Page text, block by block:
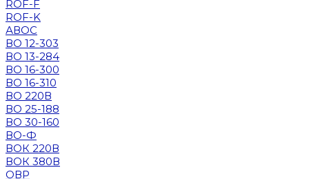
ROF-F
ROF-K
АВОС
ВО 12-303
ВО 13-284
ВО 16-300
ВО 16-310
ВО 220В
ВО 25-188
ВО 30-160
ВО-Ф
ВОК 220В
ВОК 380В
ОВР